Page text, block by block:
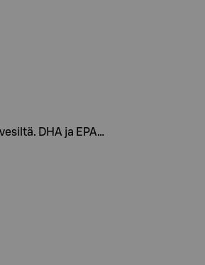
DHA ja EPA…